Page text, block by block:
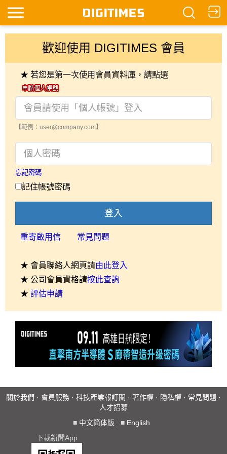
歡迎使用 DIGITIMES 會員
★ 若您是第一次使用會員資料庫，請點選
【範例：user@company.com】
忘記密碼
記住帳號密碼
登入
重寄啟用信 常見問題
★ 會員聯絡人網頁請由此登入
★ 公司會員資格請按此查詢
★ 評估申請
關於我們 · 會員服務 · 科技產業報訂閱 · 著作權 · 隱私權 · 常見問題 ·
人才招募
■ 中文简体版 ■ English
下載新聞App